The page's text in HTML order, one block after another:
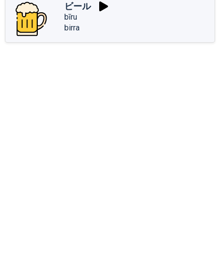
ビール
bīru
birra